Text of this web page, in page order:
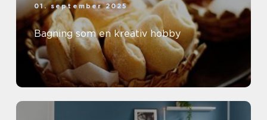
01. september 2025
Bagning som en kreativ hobby